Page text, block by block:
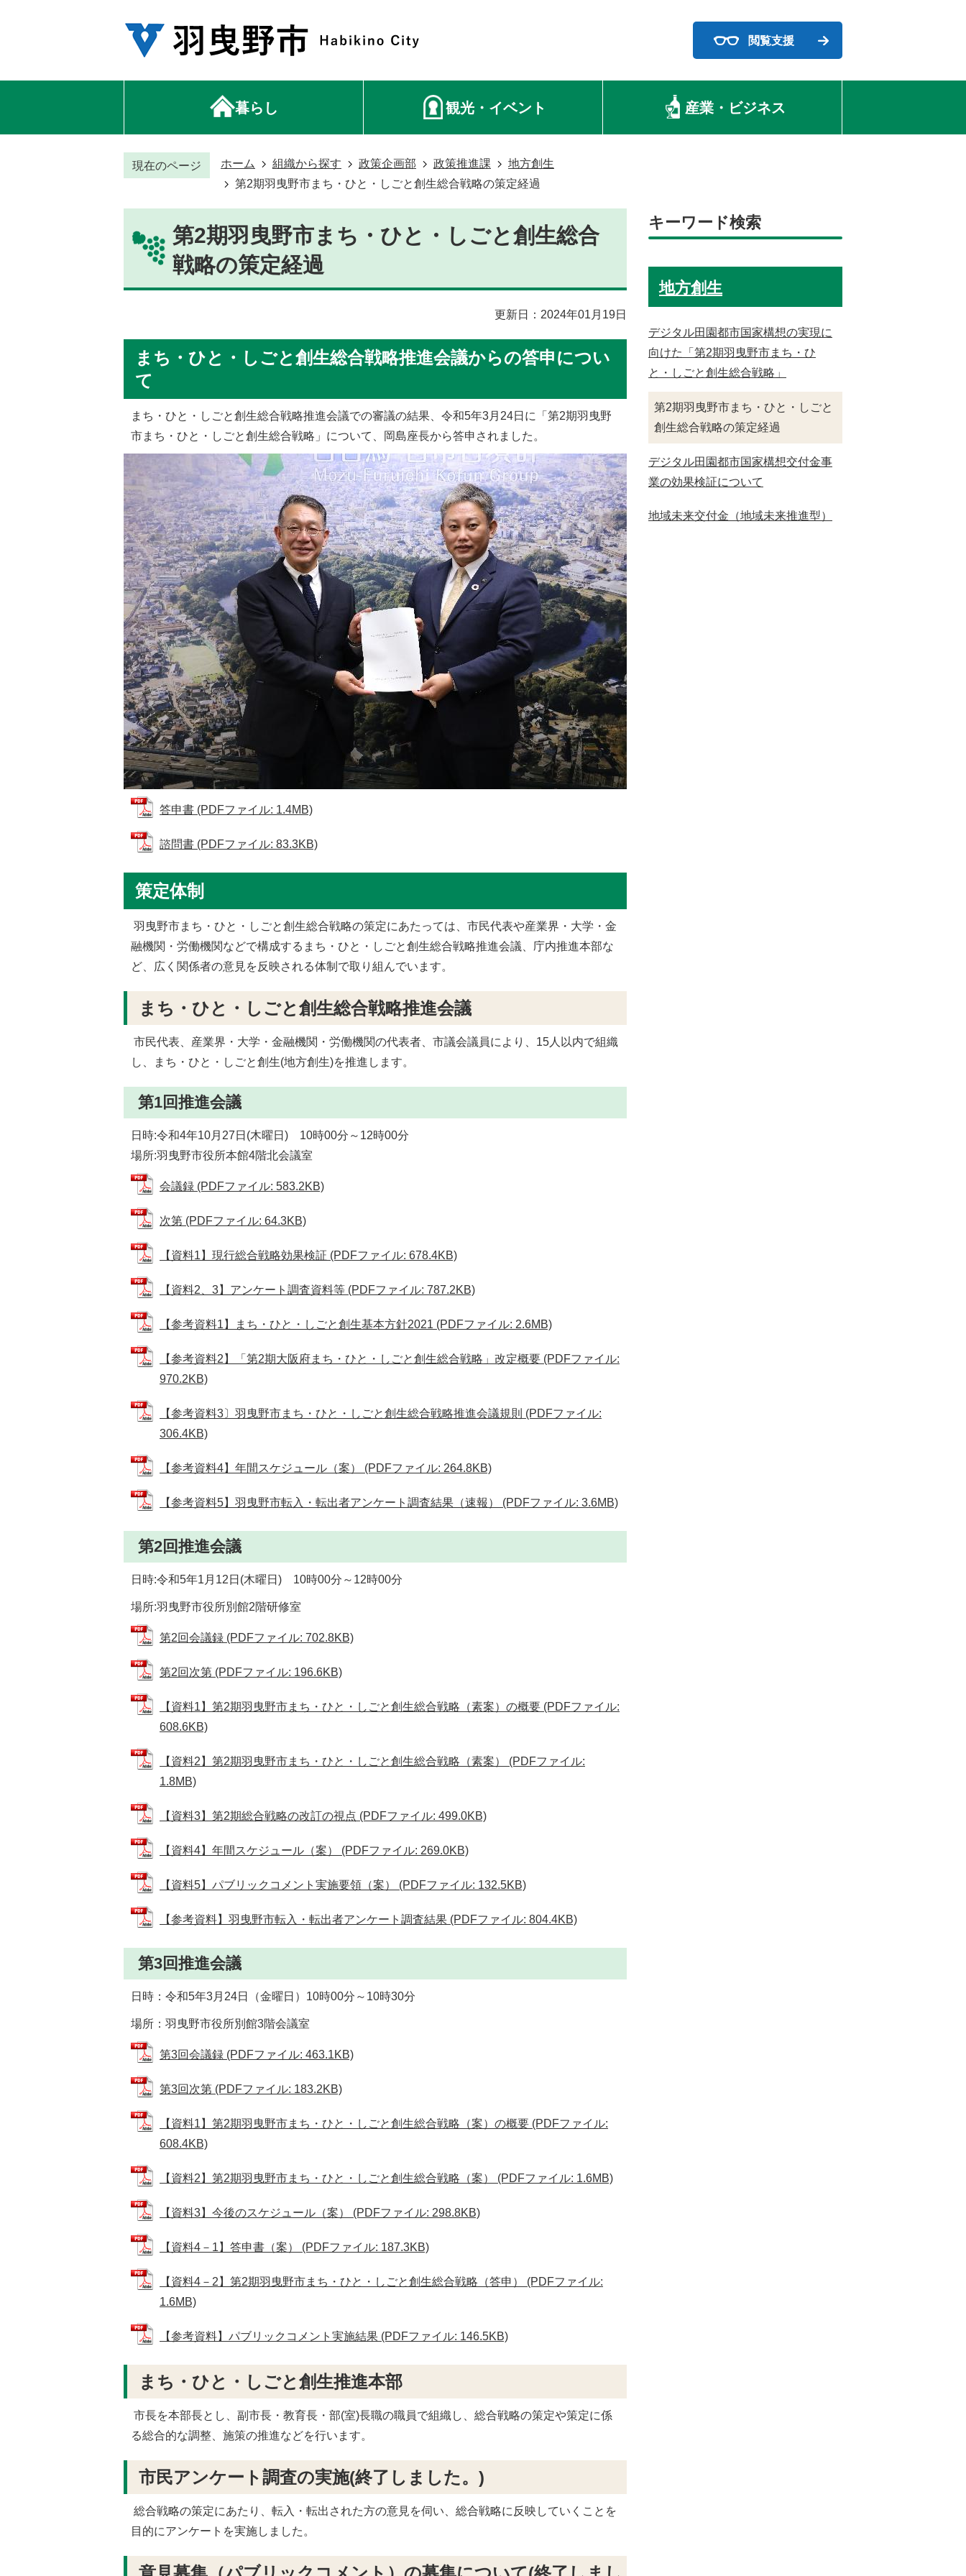
閲覧支援
暮らし 観光・イベント 産業・ビジネス
現在のページ ホーム 組織から探す 政策企画部 政策推進課
地方創生
第2期羽曳野市まち・ひと・しごと創生総合戦略の策定経過
第2期羽曳野市まち・ひと・しごと創生総合
戦略の策定経過
更新日：2024年01月19日
まち・ひと・しごと創生総合戦略推進会議からの答申につい
て
まち・ひと・しごと創生総合戦略推進会議での審議の結果、令和5年3月24日に「第2期羽曳野
市まち・ひと・しごと創生総合戦略」について、岡島座長から答申されました。
答申書 (PDFファイル: 1.4MB)
諮問書 (PDFファイル: 83.3KB)
策定体制
羽曳野市まち・ひと・しごと創生総合戦略の策定にあたっては、市民代表や産業界・大学・金
融機関・労働機関などで構成するまち・ひと・しごと創生総合戦略推進会議、庁内推進本部な
ど、広く関係者の意見を反映される体制で取り組んでいます。
まち・ひと・しごと創生総合戦略推進会議
市民代表、産業界・大学・金融機関・労働機関の代表者、市議会議員により、15人以内で組織
し、まち・ひと・しごと創生(地方創生)を推進します。
第1回推進会議
日時:令和4年10月27日(木曜日) 10時00分～12時00分
場所:羽曳野市役所本館4階北会議室
会議録 (PDFファイル: 583.2KB)
次第 (PDFファイル: 64.3KB)
【資料1】現行総合戦略効果検証 (PDFファイル: 678.4KB)
【資料2、3】アンケート調査資料等 (PDFファイル: 787.2KB)
【参考資料1】まち・ひと・しごと創生基本方針2021 (PDFファイル: 2.6MB)
【参考資料2】「第2期大阪府まち・ひと・しごと創生総合戦略」改定概要 (PDFファイル:
970.2KB)
【参考資料3〕羽曳野市まち・ひと・しごと創生総合戦略推進会議規則 (PDFファイル:
306.4KB)
【参考資料4】年間スケジュール（案） (PDFファイル: 264.8KB)
【参考資料5】羽曳野市転入・転出者アンケート調査結果（速報） (PDFファイル: 3.6MB)
第2回推進会議
日時:令和5年1月12日(木曜日) 10時00分～12時00分
場所:羽曳野市役所別館2階研修室
第2回会議録 (PDFファイル: 702.8KB)
第2回次第 (PDFファイル: 196.6KB)
【資料1】第2期羽曳野市まち・ひと・しごと創生総合戦略（素案）の概要 (PDFファイル:
608.6KB)
【資料2】第2期羽曳野市まち・ひと・しごと創生総合戦略（素案） (PDFファイル:
1.8MB)
【資料3】第2期総合戦略の改訂の視点 (PDFファイル: 499.0KB)
【資料4】年間スケジュール（案） (PDFファイル: 269.0KB)
【資料5】パブリックコメント実施要領（案） (PDFファイル: 132.5KB)
【参考資料】羽曳野市転入・転出者アンケート調査結果 (PDFファイル: 804.4KB)
第3回推進会議
日時：令和5年3月24日（金曜日）10時00分～10時30分
場所：羽曳野市役所別館3階会議室
第3回会議録 (PDFファイル: 463.1KB)
第3回次第 (PDFファイル: 183.2KB)
【資料1】第2期羽曳野市まち・ひと・しごと創生総合戦略（案）の概要 (PDFファイル:
608.4KB)
【資料2】第2期羽曳野市まち・ひと・しごと創生総合戦略（案） (PDFファイル: 1.6MB)
【資料3】今後のスケジュール（案） (PDFファイル: 298.8KB)
【資料4－1】答申書（案） (PDFファイル: 187.3KB)
【資料4－2】第2期羽曳野市まち・ひと・しごと創生総合戦略（答申） (PDFファイル:
1.6MB)
【参考資料】パブリックコメント実施結果 (PDFファイル: 146.5KB)
まち・ひと・しごと創生推進本部
市長を本部長とし、副市長・教育長・部(室)長職の職員で組織し、総合戦略の策定や策定に係
る総合的な調整、施策の推進などを行います。
市民アンケート調査の実施(終了しました。)
総合戦略の策定にあたり、転入・転出された方の意見を伺い、総合戦略に反映していくことを
目的にアンケートを実施しました。
キーワード検索
地方創生
デジタル田園都市国家構想の実現に
向けた「第2期羽曳野市まち・ひ
と・しごと創生総合戦略」
第2期羽曳野市まち・ひと・しごと
創生総合戦略の策定経過
デジタル田園都市国家構想交付金事
業の効果検証について
地域未来交付金（地域未来推進型）